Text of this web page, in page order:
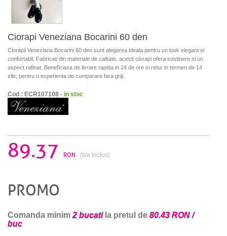
Ciorapi Veneziana Bocarini 60 den
Ciorapii Veneziana Bocarini 60 den sunt alegerea ideala pentru un look elegant si
confortabil. Fabricati din materiale de calitate, acesti ciorapi ofera sustinere si un
aspect rafinat. Beneficiaza de livrare rapida in 24 de ore si retur in termen de 14
zile, pentru o experienta de cumparare fara griji.
Cod : ECR107108 - in stoc
89.37 RON (tva inclus)
PROMO
Comanda minim 2 bucatila pretul de 80.43 RON /
buc